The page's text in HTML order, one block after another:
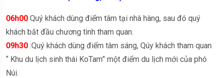
06h00 Quý khách dùng điểm tâm tại nhà hàng, sau đó quý
khách bắt đầu chương tình tham quan.
09h30 :Quý khách dùng điểm tâm sáng, Qúy khách tham quan
“ Khu du lịch sinh thái KoTam” một điểm du lịch mới của phó
Núi.